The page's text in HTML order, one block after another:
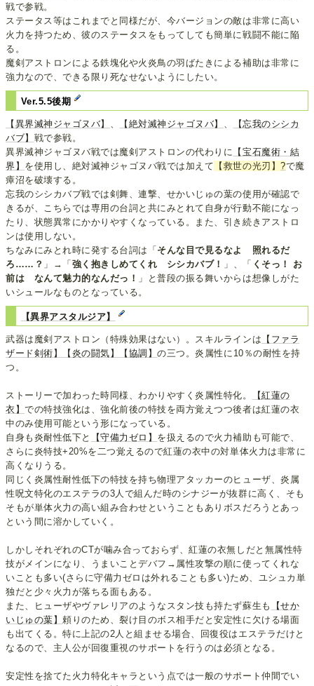
戦で参戦。
ステータス等はこれまでと同様だが、今バージョンの敵は非常に高い
火力を持つため、彼のステータスをもってしても簡単に戦闘不能に陥
る。
魔剣アストロンによる鉄塊化や火炎鳥の羽ばたきによる補助は非常に
強力なので、できる限り死なせないようにしたい。
Ver.5.5後期
【異界滅神ジャゴヌバ】 【絶対滅神ジャゴヌバ】
【忘我のシシカ
バブ】 戦で参戦。
異界滅神ジャゴヌバ戦では魔剣アストロンの代わりに
【宝石魔術・結
界】 を使用し、絶対滅神ジャゴヌバ戦では加えて 【救世の光刃】?で魔
瘴沼を破壊する。
忘我のシシカバブ戦では剣舞、連撃、せかいじゅの葉の使用が確認で
きるが、こちらでは専用の台詞と共にみとれて自身が行動不能になっ
たり、状態異常にかかりやすくなっている。また、引き続きアストロ
ンは使用しない。
ちなみにみとれ時に発する台詞は「 そんな目で見るなよ 照れるだ
ろ……？ 」→「 強く抱きしめてくれ シシカバブ！ 」、「 くそっ！ お
前は なんて魅力的なんだっ！ 」と普段の振る舞いからは想像しがた
いシュールなものとなっている。
【異界アスタルジア】
武器は魔剣アストロン（特殊効果はない）。スキルラインは 【ファラ
ザード剣術】
【炎の闘気】 【協調】の三つ。炎属性に10％の耐性を持
つ。
ストーリーで加わった時同様、わかりやすく炎属性特化。
【紅蓮の
衣】での特技強化は、強化前後の特技を両方覚えつつ後者は紅蓮の衣
中のみ使用可能という形になっている。
自身も炎耐性低下と
【守備力ゼロ】 を扱えるので火力補助も可能で、
さらに炎特技+20%を二つ覚えるので紅蓮の衣中の対単体火力は非常に
高くなりうる。
同じく炎属性耐性低下の特技を持ち物理アタッカーのヒューザ、炎属
性呪文特化のエステラの3人で組んだ時のシナジーが抜群に高く、そも
そもが単体火力の高い組み合わせということもありボスだろうとあっ
という間に溶かしていく。
しかしそれぞれのCTが噛み合っておらず、紅蓮の衣無しだと無属性特
技がメインになり、うまいことデバフ→属性攻撃の順に使ってくれな
いことも多い(さらに守備力ゼロは外れることも多い)ため、ユシュカ単
独だと少々火力が落ちる面もある。
また、ヒューザやヴァレリアのようなスタン技も持たず蘇生も
【せか
いじゅの葉】頼りのため、裂け目のボス相手だと安定性に欠ける場面
も出てくる。特に上記の2人と組ませる場合、回復役はエステラだけと
なるので、主人公が回復重視のサポートを行うのは必須となる。
安定性を捨てた火力特化キャラという点では一般のサポート仲間でい